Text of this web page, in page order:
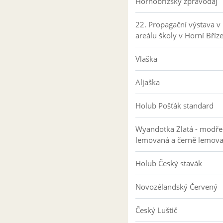
22. Propagační výstava v
areálu školy v Horní Bříze
Vlaška
Aljaška
Holub Pošťák standard
Wyandotka Zlatá - modře
lemovaná a černě
Holub Český stavák
Novozélandský Červený
Český Luštič